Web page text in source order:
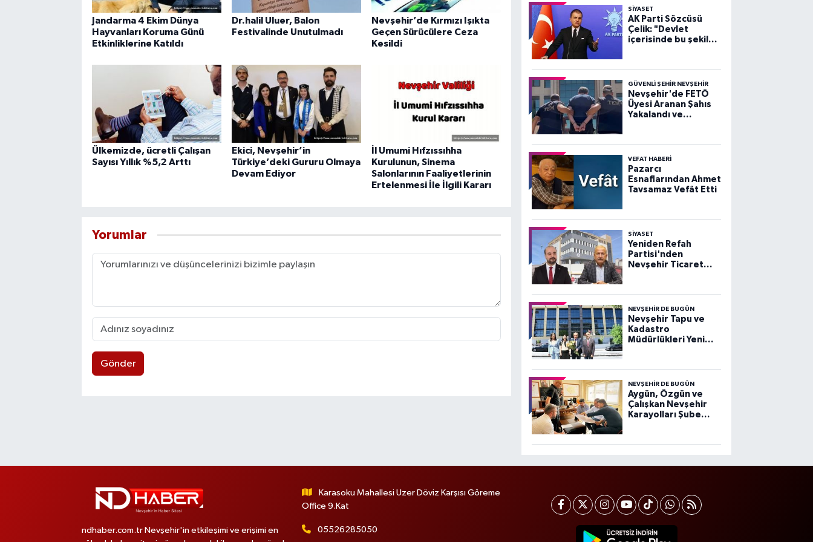
Jandarma 4 Ekim Dünya
Hayvanları Koruma Günü
Etkinliklerine Katıldı
Dr.halil Uluer, Balon
Festivalinde Unutulmadı
Nevşehir’de Kırmızı Işıkta
Geçen Sürücülere Ceza
Kesildi
Ülkemizde, ücretli Çalışan
Sayısı Yıllık %5,2 Arttı
Ekici, Nevşehir’in
Türkiye’deki Gururu Olmaya
Devam Ediyor
İl Umumi Hıfzıssıhha
Kurulunun, Sinema
Salonlarının Faaliyetlerinin
Ertelenmesi İle İlgili Kararı
Yorumlar
Gönder
SIYASET
AK Parti Sözcüsü
Çelik: "Devlet
içerisinde bu şekilde
varsa devletten
söküp atacağız"
GÜVENLI ŞEHIR NEVŞEHIR
Nevşehir'de FETÖ
Üyesi Aranan Şahıs
Yakalandı ve
VEFAT HABERI
Pazarcı
Esnaflarından Ahmet
Tavsamaz Vefât Etti
SIYASET
Yeniden Refah
Partisi'nden
Nevşehir Ticaret
NEVŞEHIR DE BUGÜN
Nevşehir Tapu ve
Kadastro
Müdürlükleri Yeni
Başladı
NEVŞEHIR DE BUGÜN
Aygün, Özgün ve
Çalışkan Nevşehir
Karayolları Şube
ndhaber.com.tr Nevşehir'in etkileşimi ve erişimi en
Karasoku Mahallesi Uzer Döviz Karşısı Göreme
Office 9.Kat
05526285050